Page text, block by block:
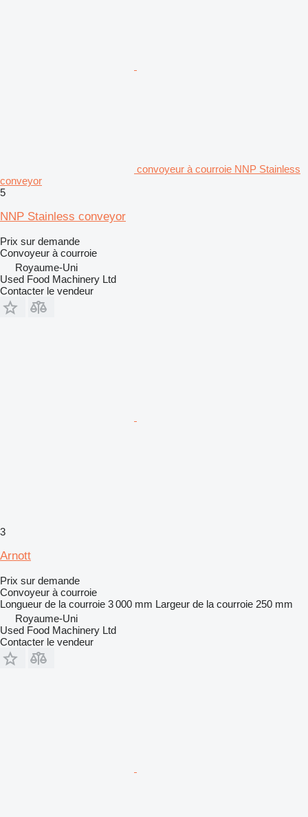
convoyeur à courroie NNP Stainless
conveyor
5
NNP Stainless conveyor
Prix sur demande
Convoyeur à courroie
Royaume-Uni
Used Food Machinery Ltd
Contacter le vendeur
3
Arnott
Prix sur demande
Convoyeur à courroie
Longueur de la courroie 3 000 mm Largeur de la courroie 250 mm
Royaume-Uni
Used Food Machinery Ltd
Contacter le vendeur